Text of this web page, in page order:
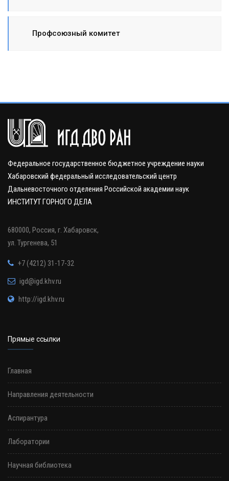
Профсоюзный комитет
Федеральное государственное бюджетное учреждение науки
Хабаровский федеральный исследовательский центр
Дальневосточного отделения Российской академии наук
ИНСТИТУТ ГОРНОГО ДЕЛА
680000, Россия, г. Хабаровск,
ул. Тургенева, 51
+7 (4212) 31-17-32
igd@igd.khv.ru
http://igd.khv.ru
Прямые ссылки
Главная
Направления деятельности
Аспирантура
Лаборатории
Научная библиотека